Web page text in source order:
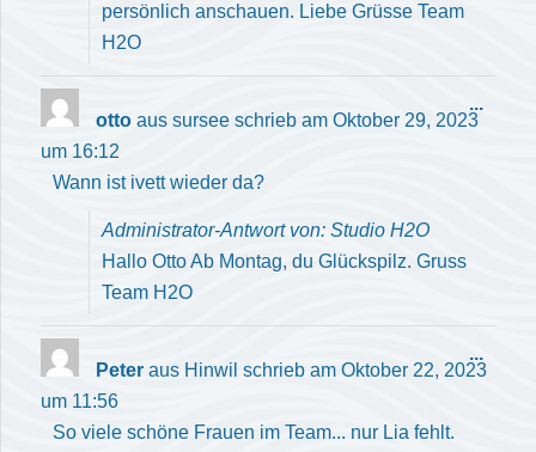
persönlich anschauen. Liebe Grüsse Team
H2O
otto aus sursee schrieb am Oktober 29, 2023
um 16:12
Wann ist ivett wieder da?
Administrator-Antwort von: Studio H2O
Hallo Otto Ab Montag, du Glückspilz. Gruss
Team H2O
...
Peter aus Hinwil schrieb am Oktober 22, 2023
um 11:56
So viele schöne Frauen im Team... nur Lia fehlt.
...